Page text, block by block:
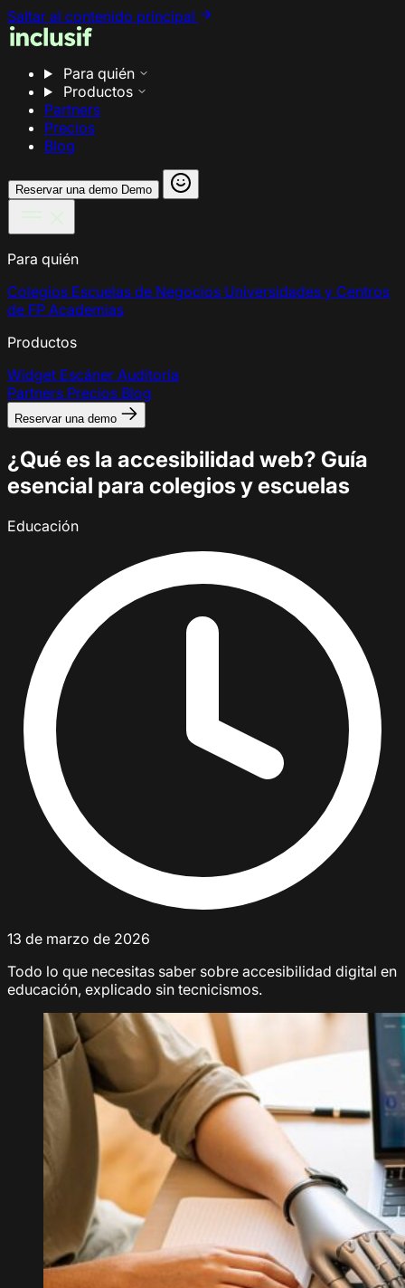
Saltar al contenido principal
Para quién
Productos
Partners
Precios
Blog
Reservar una demo Demo
Para quién
Colegios Escuelas de Negocios Universidades y Centros
de FP Academias
Productos
Widget Escáner Auditoría
Partners Precios Blog
Reservar una demo
¿Qué es la accesibilidad web? Guía
esencial para colegios y escuelas
Educación
13 de marzo de 2026
Todo lo que necesitas saber sobre accesibilidad digital en
educación, explicado sin tecnicismos.